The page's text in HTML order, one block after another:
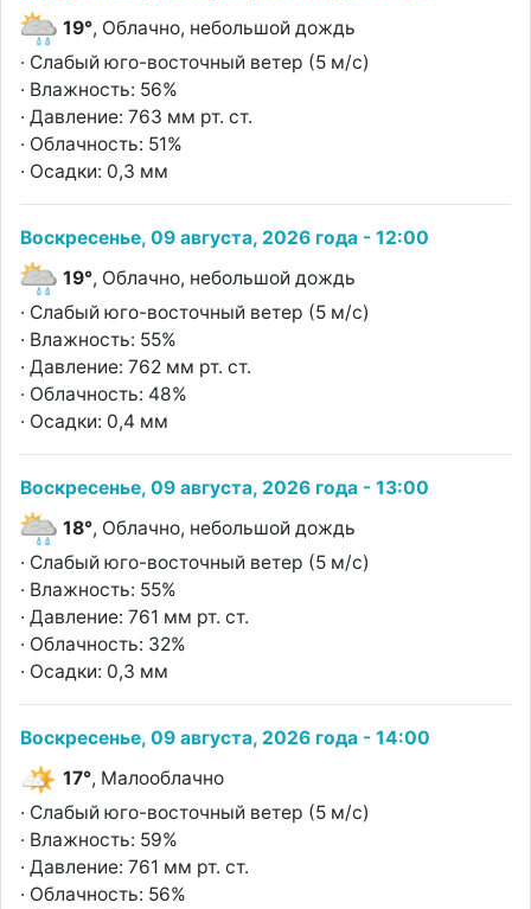
19°, Облачно, небольшой дождь
· Слабый юго-восточный ветер (5 м/с)
· Влажность: 56%
· Давление: 763 мм рт. ст.
· Облачность: 51%
· Осадки: 0,3 мм
Воскресенье, 09 августа, 2026 года - 12:00
19°, Облачно, небольшой дождь
· Слабый юго-восточный ветер (5 м/с)
· Влажность: 55%
· Давление: 762 мм рт. ст.
· Облачность: 48%
· Осадки: 0,4 мм
Воскресенье, 09 августа, 2026 года - 13:00
18°, Облачно, небольшой дождь
· Слабый юго-восточный ветер (5 м/с)
· Влажность: 55%
· Давление: 761 мм рт. ст.
· Облачность: 32%
· Осадки: 0,3 мм
Воскресенье, 09 августа, 2026 года - 14:00
17°, Малооблачно
· Слабый юго-восточный ветер (5 м/с)
· Влажность: 59%
· Давление: 761 мм рт. ст.
· Облачность: 56%